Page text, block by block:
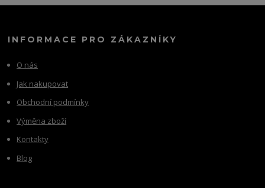
INFORMACE PRO ZÁKAZNÍKY
O nás
Jak nakupovat
Obchodní podmínky
Výměna zboží
Kontakty
Blog